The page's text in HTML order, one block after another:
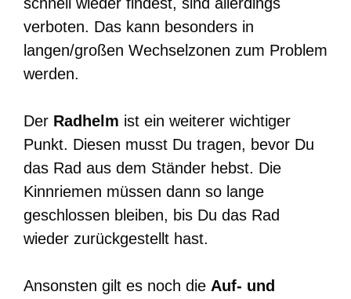
verboten. Das kann besonders in
langen/großen Wechselzonen zum Problem
werden.
Der Radhelm ist ein weiterer wichtiger
Punkt. Diesen musst Du tragen, bevor Du
das Rad aus dem Ständer hebst. Die
Kinnriemen müssen dann so lange
geschlossen bleiben, bis Du das Rad
wieder zurückgestellt hast.
Ansonsten gilt es noch die Auf- und